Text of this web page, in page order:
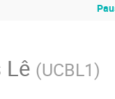
Lê (UCBL1)